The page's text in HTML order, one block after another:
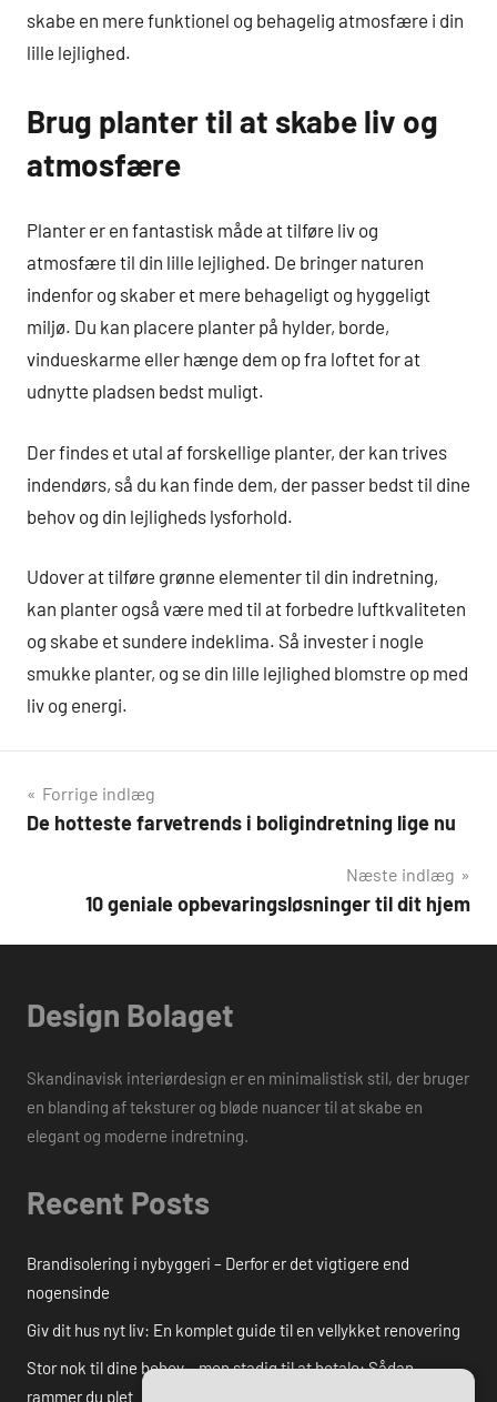
skabe en mere funktionel og behagelig atmosfære i din
lille lejlighed.
Brug planter til at skabe liv og
atmosfære
Planter er en fantastisk måde at tilføre liv og
atmosfære til din lille lejlighed. De bringer naturen
indenfor og skaber et mere behageligt og hyggeligt
miljø. Du kan placere planter på hylder, borde,
vindueskarme eller hænge dem op fra loftet for at
udnytte pladsen bedst muligt.
Der findes et utal af forskellige planter, der kan trives
indendørs, så du kan finde dem, der passer bedst til dine
behov og din lejligheds lysforhold.
Udover at tilføre grønne elementer til din indretning,
kan planter også være med til at forbedre luftkvaliteten
og skabe et sundere indeklima. Så invester i nogle
smukke planter, og se din lille lejlighed blomstre op med
liv og energi.
Indlægsnavigation
Forrige indlæg
De hotteste farvetrends i boligindretning lige nu
Næste indlæg
10 geniale opbevaringsløsninger til dit hjem
Design Bolaget
Skandinavisk interiørdesign er en minimalistisk stil, der bruger
en blanding af teksturer og bløde nuancer til at skabe en
elegant og moderne indretning.
Recent Posts
Brandisolering i nybyggeri – Derfor er det vigtigere end
nogensinde
Giv dit hus nyt liv: En komplet guide til en vellykket renovering
Stor nok til dine behov – men stadig til at betale: Sådan
rammer du plet